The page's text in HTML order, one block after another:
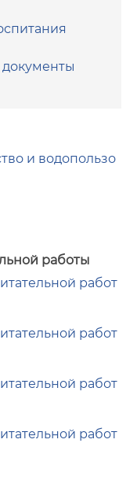
и водопользо
работы
работ
работ
работ
работ